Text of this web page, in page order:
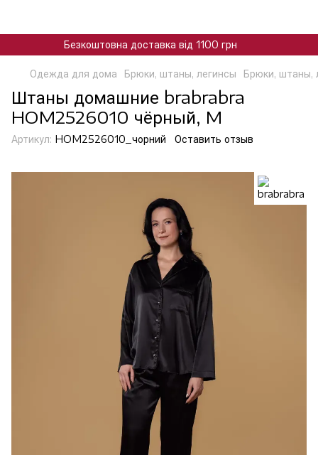
Безкоштовна доставка від 1100 грн
Одежда для дома Брюки, штаны, легинсы Брюки, штаны,
Штаны домашние brabrabra
HOM2526010 чёрный, M
Артикул: HOM2526010_чорний Оставить отзыв